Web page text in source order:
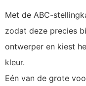
Met de ABC-
zodat deze precies
ontwerper en kiest
kleur.
Eén van de grote